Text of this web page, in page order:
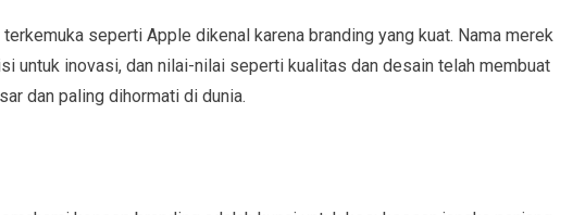
seperti Apple dikenal karena branding yang kuat. Nama merek
untuk inovasi, dan nilai-nilai seperti kualitas dan desain telah membuat
dan paling dihormati di dunia.